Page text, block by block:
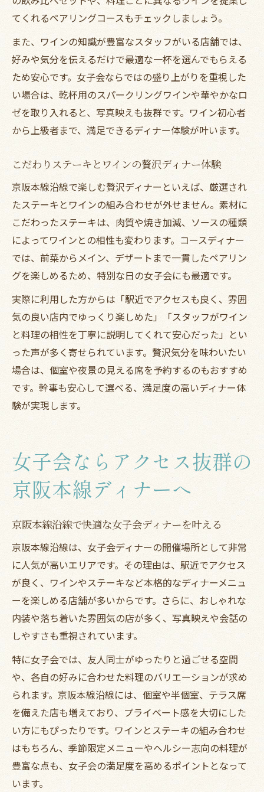
てくれるペアリングコースもチェックしましょう。
また、ワインの知識が豊富なスタッフがいる店舗では、
好みや気分を伝えるだけで最適な一杯を選んでもらえる
ため安心です。女子会ならではの盛り上がりを重視した
い場合は、乾杯用のスパークリングワインや華やかなロ
ゼを取り入れると、写真映えも抜群です。ワイン初心者
から上級者まで、満足できるディナー体験が叶います。
こだわりステーキとワインの贅沢ディナー体験
京阪本線沿線で楽しむ贅沢ディナーといえば、厳選され
たステーキとワインの組み合わせが外せません。素材に
こだわったステーキは、肉質や焼き加減、ソースの種類
によってワインとの相性も変わります。コースディナー
では、前菜からメイン、デザートまで一貫したペアリン
グを楽しめるため、特別な日の女子会にも最適です。
実際に利用した方からは「駅近でアクセスも良く、雰囲
気の良い店内でゆっくり楽しめた」「スタッフがワイン
と料理の相性を丁寧に説明してくれて安心だった」とい
った声が多く寄せられています。贅沢気分を味わいたい
場合は、個室や夜景の見える席を予約するのもおすすめ
です。幹事も安心して選べる、満足度の高いディナー体
験が実現します。
女子会ならアクセス抜群の
京阪本線ディナーへ
京阪本線沿線で快適な女子会ディナーを叶える
京阪本線沿線は、女子会ディナーの開催場所として非常
に人気が高いエリアです。その理由は、駅近でアクセス
が良く、ワインやステーキなど本格的なディナーメニュ
ーを楽しめる店舗が多いからです。さらに、おしゃれな
内装や落ち着いた雰囲気の店が多く、写真映えや会話の
しやすさも重視されています。
特に女子会では、友人同士がゆったりと過ごせる空間
や、各自の好みに合わせた料理のバリエーションが求め
られます。京阪本線沿線には、個室や半個室、テラス席
を備えた店も増えており、プライベート感を大切にした
い方にもぴったりです。ワインとステーキの組み合わせ
はもちろん、季節限定メニューやヘルシー志向の料理が
豊富な点も、女子会の満足度を高めるポイントとなって
います。